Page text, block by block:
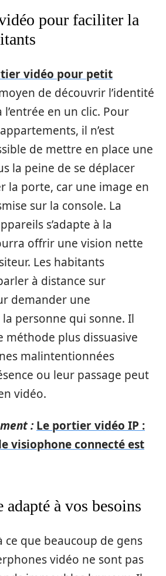
pour faciliter la
vidéo pour petit
de découvrir l’identité
en un clic. Pour
il n’est
de mettre en place une
la peine de se déplacer
la porte, car une image en
sur la console. La
s’adapte à la
offrir une vision nette
Les habitants
à distance sur
demander une
personne qui sonne. Il
méthode plus dissuasive
malintentionnées
ou leur passage peut
vidéo.
: Le portier vidéo IP :
visiophone connecté est
adapté à vos besoins
ce que beaucoup de gens
vidéo ne sont pas